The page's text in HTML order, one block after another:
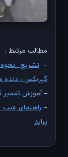
مطالب مرتبط :
-تشریح
گیربکس ، دنده
-آموزش تعمیر
- راهنمای عیب
پراید